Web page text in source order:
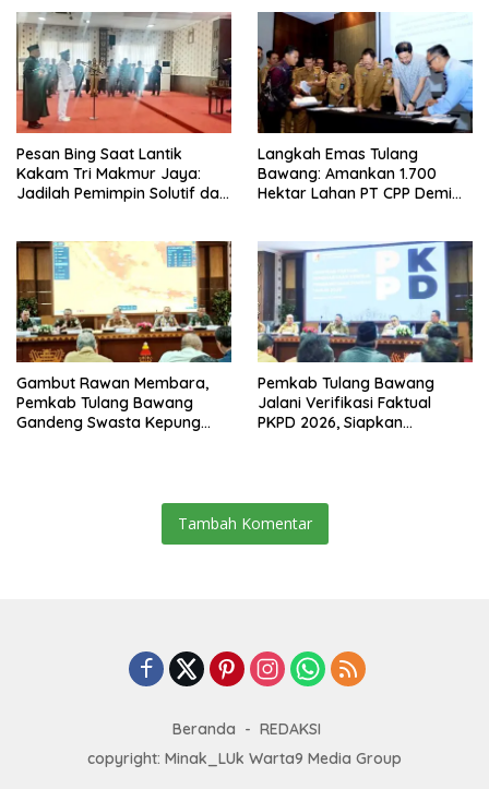
Lampung
Pesan Bing Saat Lantik
Kakam Tri Makmur Jaya:
Jadilah Pemimpin Solutif dan
Langkah Emas Tulang
Bawang: Amankan 1.700
Hektar Lahan PT CPP Demi
Gambut Rawan Membara,
Pemkab Tulang Bawang
Gandeng Swasta Kepung
Pemkab Tulang Bawang
Jalani Verifikasi Faktual
PKPD 2026, Siapkan
Tambah Komentar
Beranda
REDAKSI
copyright: Minak_LUk Warta9 Media Group